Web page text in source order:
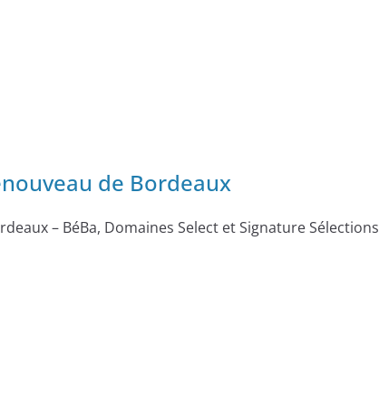
de Bordeaux
– BéBa, Domaines Select et Signature Sélections